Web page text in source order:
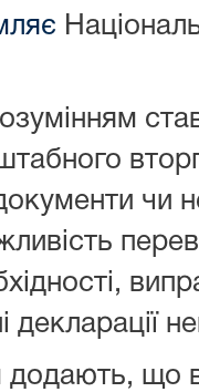
чи
декларації
додають, що